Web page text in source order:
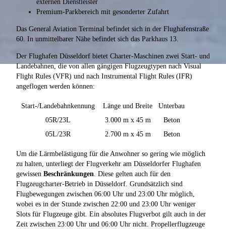
externen Dienstleister
Premium-Parkbereich mit gesonderter Zufahrt
Das General Aviation Terminal befindet sich in der Flughafenstraße
60. In unmittelbarer Nähe befindet sich das Parkhaus 13.
Der Flughafen Düsseldorf bietet Charter-Maschinen zwei Start- und
Landebahnen, die von allen gängigen Flugzeugtypen nach Visual
Flight Rules (VFR) und nach Instrumental Flight Rules (IFR)
angeflogen werden können:
Start-/Landebahnkennung Länge und Breite
Unterbau
05R/23L
3.000 m x 45 m
Beton
05L/23R
2.700 m x 45 m Beton
Um die Lärmbelästigung für die Anwohner so gering wie möglich
zu halten, unterliegt der Flugverkehr am Düsseldorfer Flughafen
gewissen Beschränkungen. Diese gelten auch für den
Flugzeugcharter-Betrieb in Düsseldorf. Grundsätzlich sind
Flugbewegungen zwischen 06:00 Uhr und 23:00 Uhr möglich,
wobei es in der Stunde zwischen 22:00 und 23:00 Uhr weniger
Slots für Flugzeuge gibt. Ein absolutes Flugverbot gilt auch in der
Zeit zwischen 23:00 Uhr und 06:00 Uhr nicht. Propellerflugzeuge